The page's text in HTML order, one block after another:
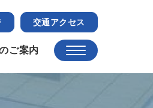
交通アクセス
ご案内